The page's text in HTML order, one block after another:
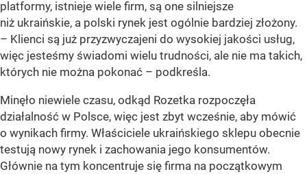
platformy, istnieje wiele firm, są one silniejsze
niż ukraińskie, a polski rynek jest ogólnie bardziej złożony.
– Klienci są już przyzwyczajeni do wysokiej jakości usług,
więc jesteśmy świadomi wielu trudności, ale nie ma takich,
których nie można pokonać – podkreśla.
Minęło niewiele czasu, odkąd Rozetka rozpoczęła
działalność w Polsce, więc jest zbyt wcześnie, aby mówić
o wynikach firmy. Właściciele ukraińskiego sklepu obecnie
testują nowy rynek i zachowania jego konsumentów.
Głównie na tym koncentruje się firma na początkowym